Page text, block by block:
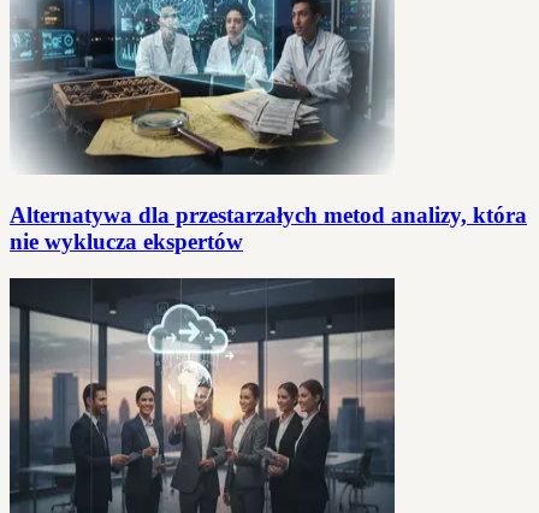
Alternatywa dla przestarzałych metod analizy, która
nie wyklucza ekspertów